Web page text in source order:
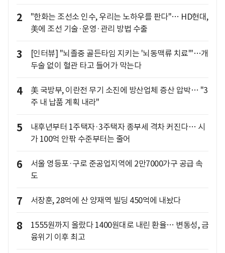
2
"한화는 조선소 인수, 우리는 노하우를 판다"… HD현대,
美에 조선 기술·운영·관리 방법 수출
3
[인터뷰] "뇌졸중 골든타임 지키는 '뇌동맥류 치료'"…개
두술 없이 혈관 타고 들어가 막는다
4
美 국방부, 이란전 무기 소진에 방산업체 증산 압박… "3
주 내 납품 계획 내라"
5
내후년부터 1주택자·3주택자 종부세 격차 커진다… 시
가 100억 안팎 수준부터는 줄어
6
서울 영등포·구로 준공업지역에 2만7000가구 공급 속
도
7 서장훈, 28억에 산 양재역 빌딩 450억에 내놨다
8
1555원까지 올랐다 1400원대로 내린 환율… 변동성, 금
융위기 이후 최고